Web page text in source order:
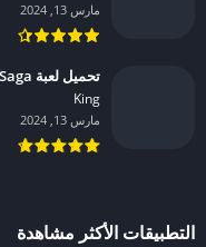
مارس 13, 2024
تحميل لعبة Farm Heroes Saga مهكرة للاندرويد 2024
King‏
مارس 13, 2024
التطبيقات الأكثر مشاهدة